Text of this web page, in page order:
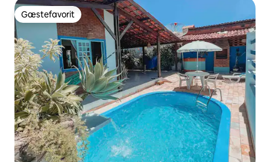
Gæstefavorit
Gæstefavorit